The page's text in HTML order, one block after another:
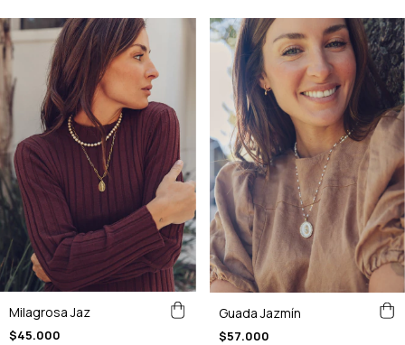
Milagrosa Jaz
$45.000
Guada Jazmín
$57.000